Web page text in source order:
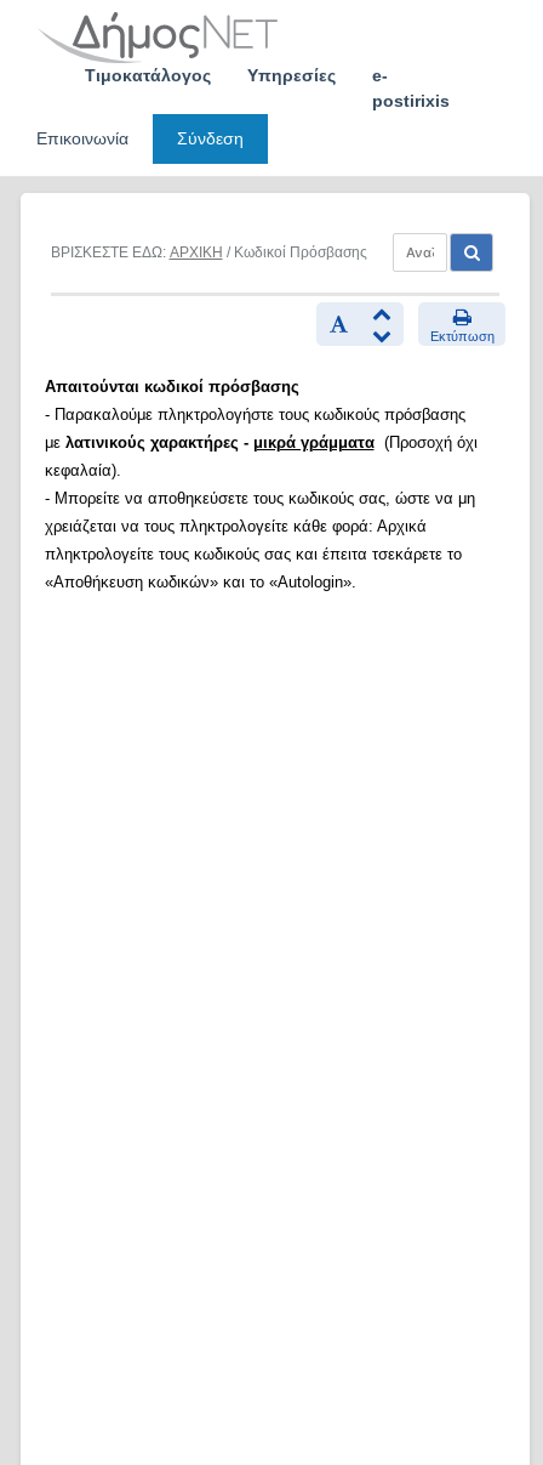
Τιμοκατάλογος Υπηρεσίες
e-
postirixis
Επικοινωνία
Σύνδεση
ΒΡΙΣΚΕΣΤΕ ΕΔΩ: ΑΡΧΙΚΗ / Κωδικοί Πρόσβασης
Εκτύπωση
Απαιτούνται κωδικοί πρόσβασης
- Παρακαλούμε πληκτρολογήστε τους κωδικούς πρόσβασης
με λατινικούς χαρακτήρες - μικρά γράμματα(Προσοχή όχι
κεφαλαία).
- Μπορείτε να αποθηκεύσετε τους κωδικούς σας, ώστε να μη
χρειάζεται να τους πληκτρολογείτε κάθε φορά: Αρχικά
πληκτρολογείτε τους κωδικούς σας και έπειτα τσεκάρετε το
«Αποθήκευση κωδικών» και το «Autologin».